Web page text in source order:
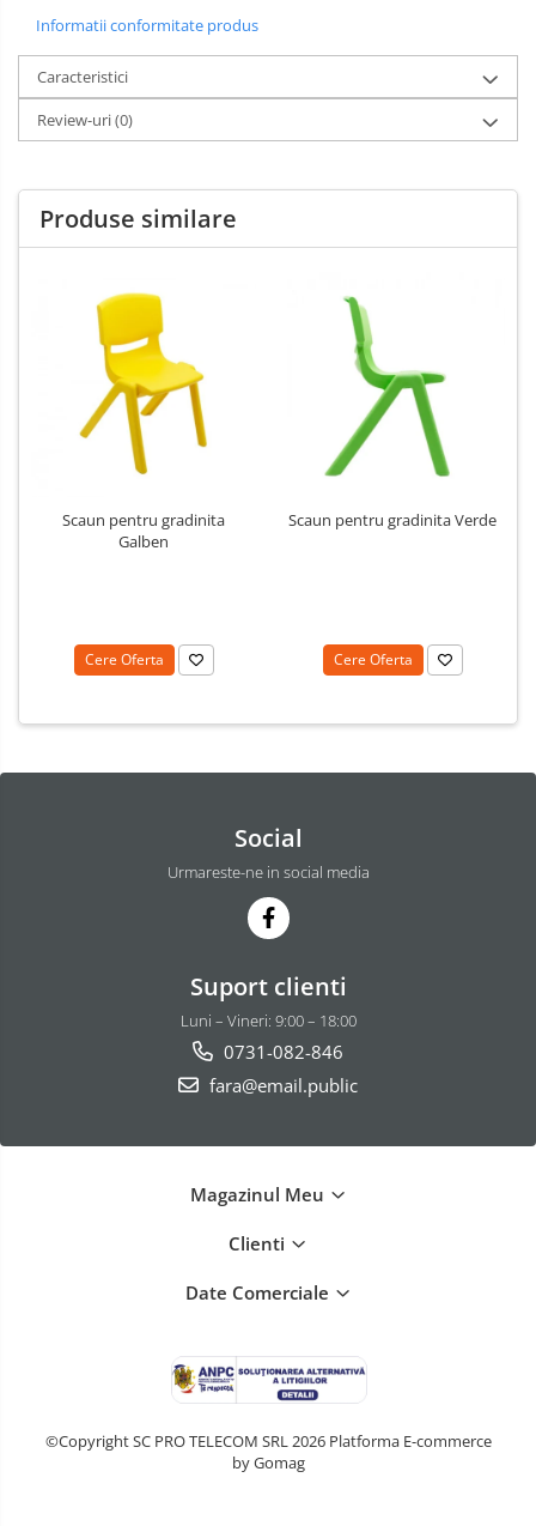
Informatii conformitate produs
Caracteristici
Review-uri(0)
Produse similare
Scaun pentru gradinita
Galben
Cere Oferta
Scaun pentru gradinita Verde
Cere Oferta
Social
Urmareste-ne in social media
Suport clienti
Luni – Vineri: 9:00 – 18:00
0731-082-846
fara@email.public
Magazinul Meu
Clienti
Date Comerciale
©Copyright SC PRO TELECOM SRL 2026 Platforma E-commerce
by Gomag